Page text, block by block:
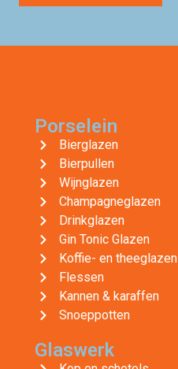
Porselein
Bierglazen
Bierpullen
Wijnglazen
Champagneglazen
Drinkglazen
Gin Tonic Glazen
Koffie- en theeglazen
Flessen
Kannen & karaffen
Snoeppotten
Glaswerk